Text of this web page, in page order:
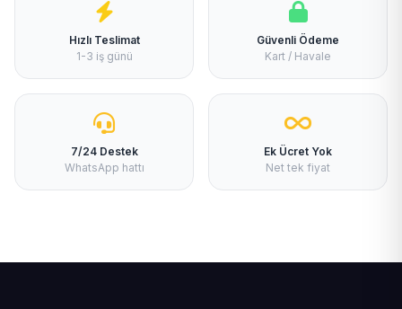
Hızlı Teslimat
1-3 iş günü
Güvenli Ödeme
Kart / Havale
7/24 Destek
WhatsApp hattı
Ek Ücret Yok
Net tek fiyat